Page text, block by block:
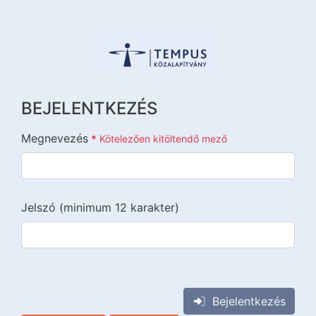
BEJELENTKEZÉS
Megnevezés * Kötelezően kitöltendő mező
Jelszó (minimum 12 karakter)
Bejelentkezés